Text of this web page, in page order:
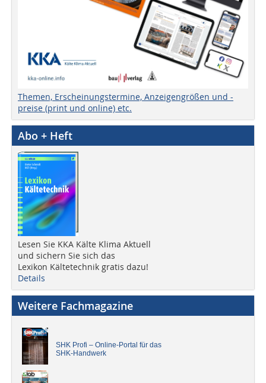
Themen, Erscheinungstermine, Anzeigengrößen und -
preise (print und online) etc.
Abo + Heft
Lesen Sie KKA Kälte Klima Aktuell
und sichern Sie sich das
Lexikon Kältetechnik gratis dazu!
Details
Weitere Fachmagazine
SHK Profi – Online-Portal für das
SHK-Handwerk